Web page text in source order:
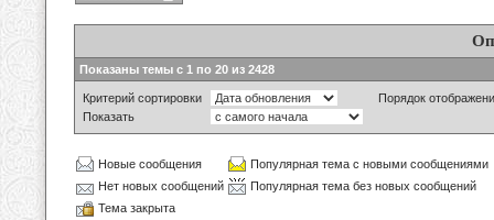
Показаны темы с 1 по 20 из 2428
Критерий сортировки
Порядок
Показать
Новые сообщения
Популярная тема с новыми сообщениями
Нет новых сообщений
Популярная тема без новых сообщений
Тема закрыта